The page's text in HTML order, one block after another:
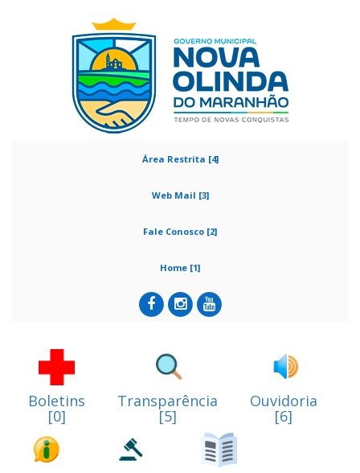
Área Restrita [4]
Web Mail [3]
Fale Conosco [2]
Home [1]
Boletins
[0]
Transparência
[5]
Ouvidoria
[6]